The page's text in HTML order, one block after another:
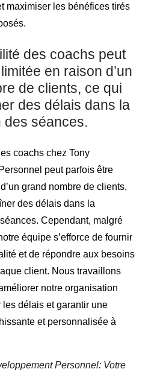
maximiser les bénéfices tirés
des coachs peut
en raison d’un
de clients, ce qui
des délais dans la
des séances.
coachs chez Tony
peut parfois être
grand nombre de clients,
des délais dans la
Cependant, malgré
équipe s’efforce de fournir
et de répondre aux besoins
client. Nous travaillons
notre organisation
délais et garantir une
et personnalisée à
Personnel: Votre